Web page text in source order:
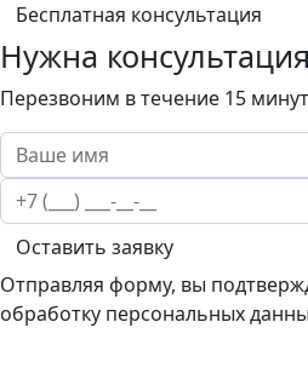
Бесплатная консультация
Нужна
Перезвоним в течение 15 минут
Оставить заявку
Отправляя форму, вы
обработку персональных